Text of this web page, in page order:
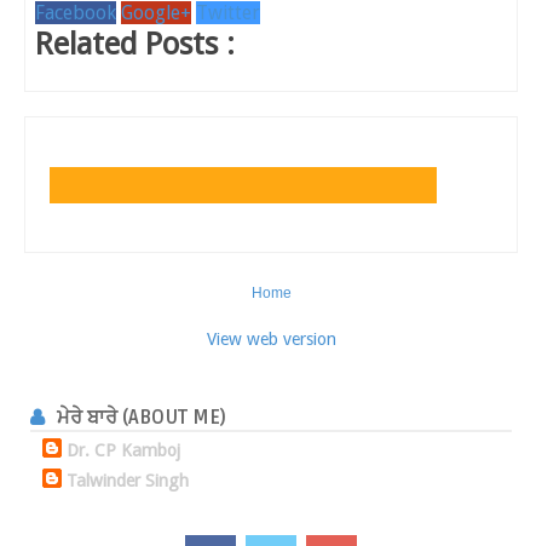
Facebook Google+ Twitter
Related Posts :
Home
View web version
ਮੇਰੇ ਬਾਰੇ (ABOUT ME)
Dr. CP Kamboj
Talwinder Singh